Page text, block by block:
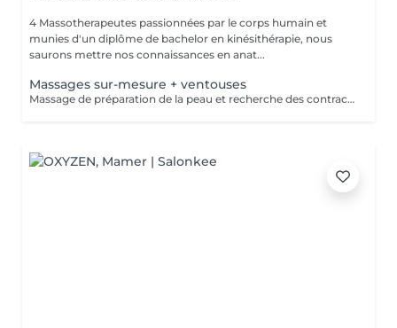
4 Massotherapeutes passionnées par le corps humain et
munies d'un diplôme de bachelor en kinésithérapie, nous
saurons mettre nos connaissances en anat...
Massages sur-mesure + ventouses
Massage de préparation de la peau et recherche des contractures suivis pas la pose des ventouses. Le vide est créé à l'aide d'une flamme, aucune sensation de chaud n'est ressentie durant le procédé et la technique est peu douloureuse. Le but de la cupping therapy est de soulager les tensions musculaires tout en promouvant la circulation sanguine et lymphatique.